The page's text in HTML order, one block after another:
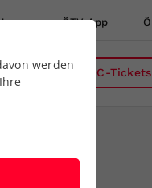
ÖTV App
DC-Tickets
werden